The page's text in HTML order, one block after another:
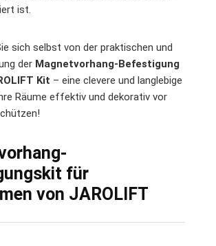
ist.
sich selbst von der praktischen und
der Magnetvorhang-Befestigung
Kit – eine clevere und langlebige
Räume effektiv und dekorativ vor
für
von JAROLIFT